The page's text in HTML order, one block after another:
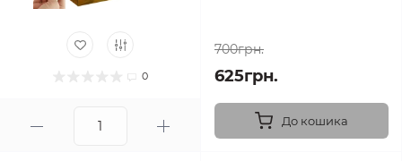
0
700грн.
625грн.
До кошика